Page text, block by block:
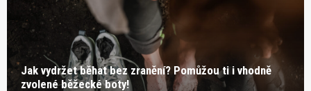
Jak vydržet běhat bez zranění? Pomůžou ti i vhodně
zvolené běžecké boty!